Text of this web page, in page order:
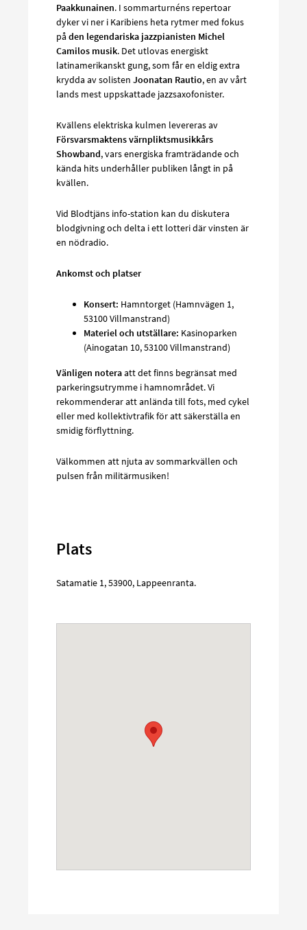
Paakkunainen. I sommarturnéns repertoar
dyker vi ner i Karibiens heta rytmer med fokus
på den legendariska jazzpianisten Michel
Camilos musik. Det utlovas energiskt
latinamerikanskt gung, som får en eldig extra
krydda av solisten Joonatan Rautio, en av vårt
lands mest uppskattade jazzsaxofonister.
Kvällens elektriska kulmen levereras av
Försvarsmaktens värnpliktsmusikkårs
Showband, vars energiska framträdande och
kända hits underhåller publiken långt in på
kvällen.
Vid Blodtjäns info-station kan du diskutera
blodgivning och delta i ett lotteri där vinsten är
en nödradio.
Ankomst och platser
Konsert: Hamntorget (Hamnvägen 1,
53100 Villmanstrand)
Materiel och utställare: Kasinoparken
(Ainogatan 10, 53100 Villmanstrand)
Vänligen noteraatt det finns begränsat med
parkeringsutrymme i hamnområdet. Vi
rekommenderar att anlända till fots, med cykel
eller med kollektivtrafik för att säkerställa en
smidig förflyttning.
Välkommen att njuta av sommarkvällen och
pulsen från militärmusiken!
Plats
Satamatie 1,53900, Lappeenranta.